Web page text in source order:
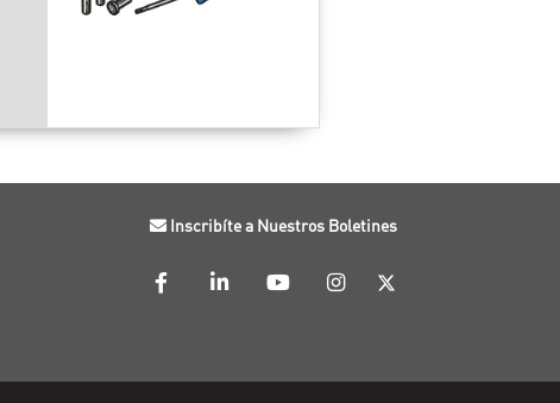
Inscribíte a Nuestros Boletines